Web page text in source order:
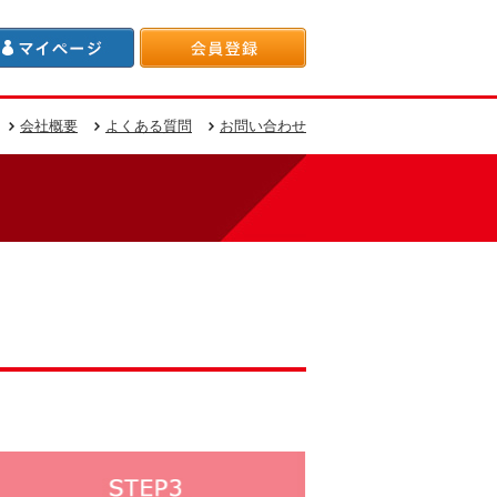
会社概要 よくある質問 お問い合わせ